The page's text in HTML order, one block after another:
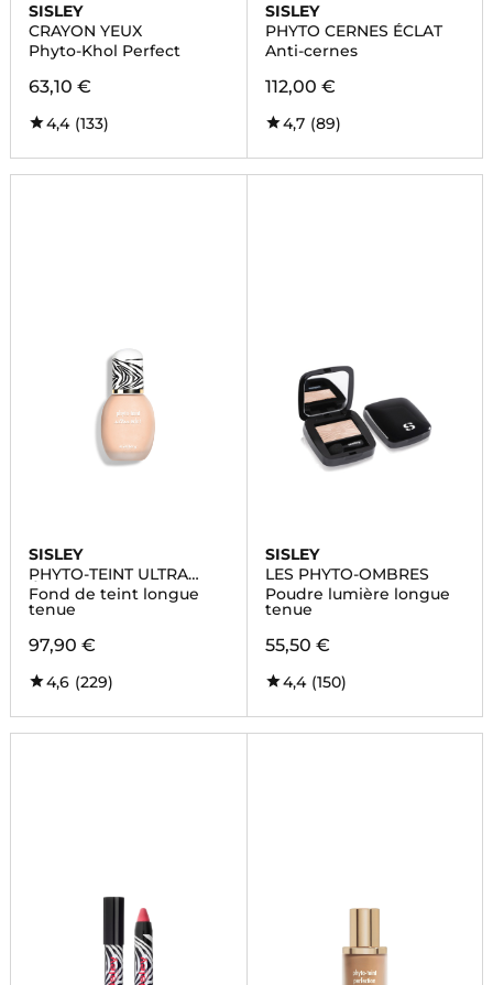
SISLEY
CRAYON YEUX
Phyto-Khol Perfect
63,10 €
4,4 (133)
SISLEY
PHYTO CERNES ÉCLAT
Anti-cernes
112,00 €
4,7 (89)
SISLEY
PHYTO-TEINT ULTRA
ÉCLAT
Fond de teint longue
tenue
97,90 €
4,6 (229)
SISLEY
LES PHYTO-OMBRES
Poudre lumière longue
tenue
55,50 €
4,4 (150)